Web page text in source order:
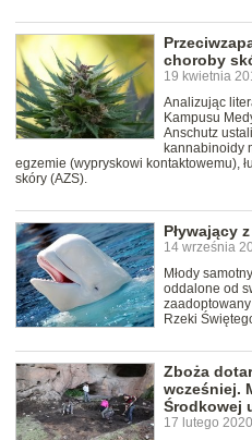
choroby
19 kwietnia
Analizując
Kampusu
Anschutz
kannabinoidy
egzemie (wypryskowi kontaktowemu),
skóry (AZS).
Pływający
14 września
Młody
oddalone od
Rzeki
Zboża
wcześniej.
Środkowej
17 lutego